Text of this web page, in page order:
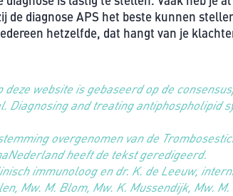
de diagnose APS het beste kunnen
hetzelfde, dat hangt van je
deze website is gebaseerd op de
Diagnosing and treating antiphospholipid
overgenomen van de
heeft de tekst geredigeerd.
immunoloog en dr. K. de Leeuw,
Mw. M. Blom, Mw. K. Mussendijk, Mw.